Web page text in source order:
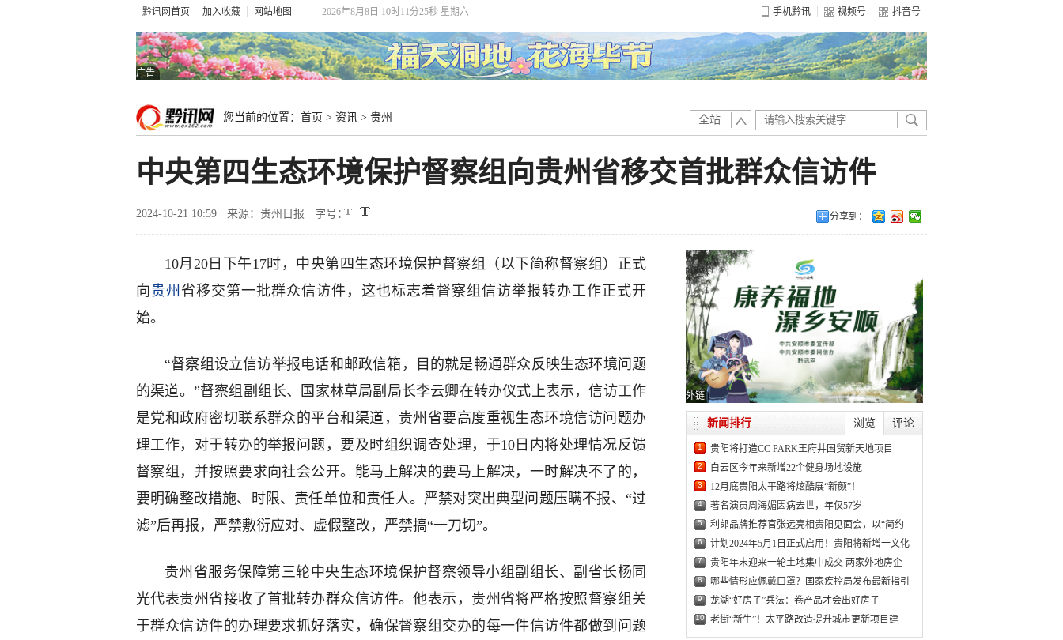
黔讯网首页 加入收藏 网站地图 2026年8月8日 10时11分25秒 星期六 手机黔讯 视频号 抖音号
广告
您当前的位置： 首页 > 资讯 > 贵州 全站
中央第四生态环境保护督察组向贵州省移交首批群众信访件
2024-10-21 10:59 来源：贵州日报 字号： 分享到：
10月20日下午17时，中央第四生态环境保护督察组（以下简称督察组）正式
向贵州 省移交第一批群众信访件，这也标志着督察组信访举报转办工作正式开
始。
“督察组设立信访举报电话和邮政信箱，目的就是畅通群众反映生态环境问题
的渠道。”督察组副组长、国家林草局副局长李云卿在转办仪式上表示，信访工作
是党和政府密切联系群众的平台和渠道，贵州省要高度重视生态环境信访问题办
理工作，对于转办的举报问题，要及时组织调查处理，于10日内将处理情况反馈
督察组，并按照要求向社会公开。能马上解决的要马上解决，一时解决不了的，
要明确整改措施、时限、责任单位和责任人。严禁对突出典型问题压瞒不报、“过
滤”后再报，严禁敷衍应对、虚假整改，严禁搞“一刀切”。
贵州省服务保障第三轮中央生态环境保护督察领导小组副组长、副省长杨同
光代表贵州省接收了首批转办群众信访件。他表示，贵州省将严格按照督察组关
于群众信访件的办理要求抓好落实，确保督察组交办的每一件信访件都做到问题
外链
浏览 评论
新闻排行
1 贵阳将打造CC PARK王府井国贸新天地项目
2 白云区今年来新增22个健身场地设施
3 12月底贵阳太平路将炫酷展“新颜”！
4 著名演员周海媚因病去世，年仅57岁
5 利郎品牌推荐官张远亮相贵阳见面会，以“简约
6 计划2024年5月1日正式启用！贵阳将新增一文化
7 贵阳年末迎来一轮土地集中成交 两家外地房企
8 哪些情形应佩戴口罩？国家疾控局发布最新指引
9 龙湖“好房子”兵法：卷产品才会出好房子
10 老街“新生”！太平路改造提升城市更新项目建